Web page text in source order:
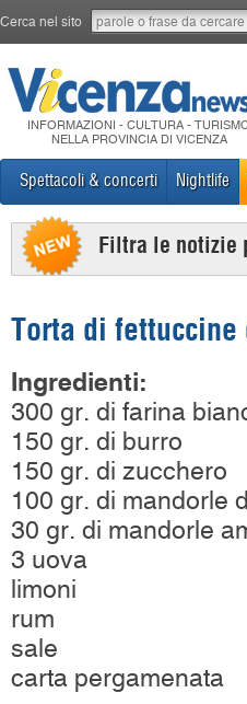
Cerca nel sito
INFORMAZIONI - CULTURA -
NELLA PROVINCIA DI VICENZA
Spettacoli & concerti Nightlife
Filtra le notizie
Torta di fettuccine
Ingredienti:
300 gr. di farina
150 gr. di burro
150 gr. di zucchero
100 gr. di mandorle
30 gr. di mandorle
3 uova
limoni
rum
sale
carta pergamenata